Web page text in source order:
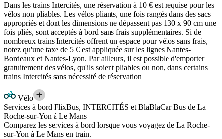
Dans les trains Intercités, une réservation à 10 € est requise pour les
vélos non pliables. Les vélos pliants, une fois rangés dans des sacs
appropriés et dont les dimensions ne dépassent pas 130 x 90 cm une
fois pliés, sont acceptés à bord sans frais supplémentaires. Si de
nombreux trains Intercités offrent un espace pour vélos sans frais,
notez qu'une taxe de 5 € est appliquée sur les lignes Nantes-
Bordeaux et Nantes-Lyon. Par ailleurs, il est possible d'emporter
gratuitement des vélos, qu'ils soient pliables ou non, dans certains
trains Intercités sans nécessité de réservation
Vélo
Services à bord FlixBus, INTERCITÉS et BlaBlaCar Bus de La
Roche-sur-Yon à Le Mans
Comparez les services à bord lorsque vous voyagez de La Roche-
sur-Yon à Le Mans en train.